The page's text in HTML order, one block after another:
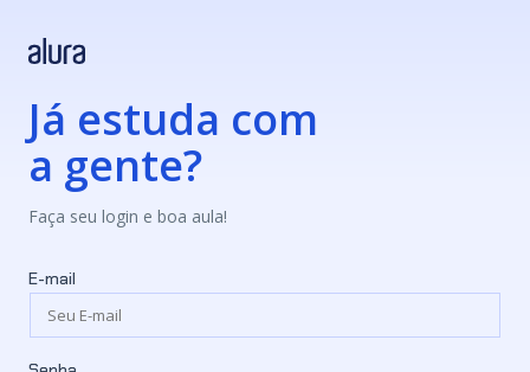
Já estuda com
a gente?
Faça seu login e boa aula!
E-mail